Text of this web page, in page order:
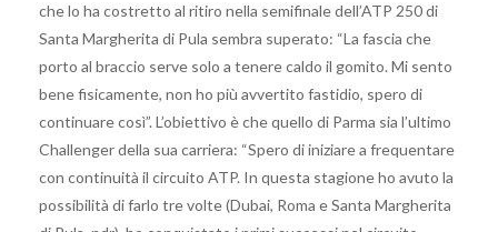
che lo ha costretto al ritiro nella semifinale dell’ATP 250 di
Santa Margherita di Pula sembra superato: “La fascia che
porto al braccio serve solo a tenere caldo il gomito. Mi sento
bene fisicamente, non ho più avvertito fastidio, spero di
continuare così”. L’obiettivo è che quello di Parma sia l’ultimo
Challenger della sua carriera: “Spero di iniziare a frequentare
con continuità il circuito ATP. In questa stagione ho avuto la
possibilità di farlo tre volte (Dubai, Roma e Santa Margherita